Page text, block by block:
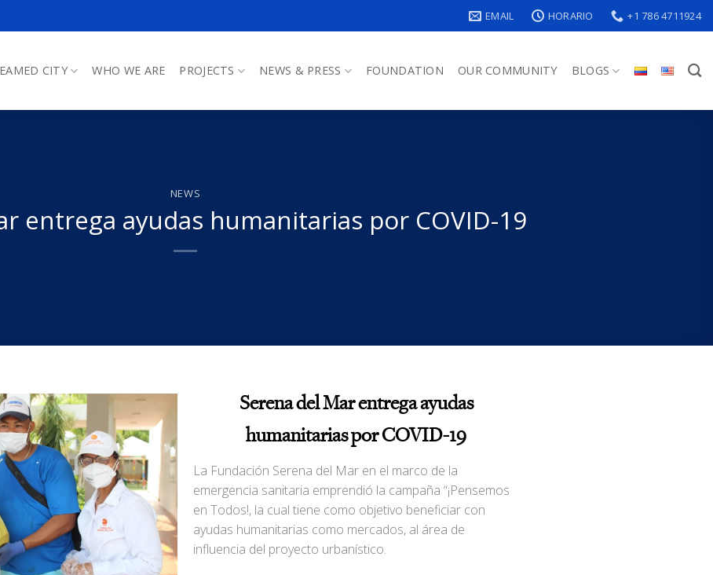
EMAIL HORARIO +1 786 4711924
CITY WHO WE ARE PROJECTS NEWS & PRESS FOUNDATION OUR COMMUNITY BLOGS
NEWS
entrega ayudas humanitarias por COVID-19
Serena del Mar entrega ayudas
humanitarias por COVID-19
La Fundación Serena del Mar en el marco de la
emergencia sanitaria emprendió la campaña “¡Pensemos
en Todos!, la cual tiene como objetivo beneficiar con
ayudas humanitarias como mercados, al área de
influencia del proyecto urbanístico.